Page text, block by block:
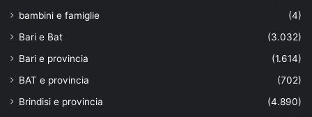
bambini e famiglie
(4)
Bari e Bat
(3.032)
Bari e provincia
(1.614)
BAT e provincia
(702)
Brindisi e provincia
(4.890)